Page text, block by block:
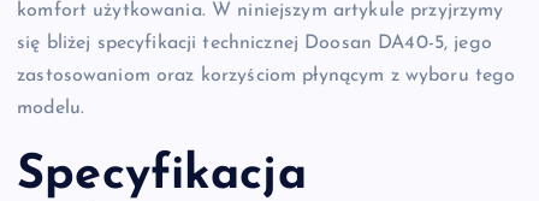
komfort użytkowania. W niniejszym artykule przyjrzymy
się bliżej specyfikacji technicznej Doosan DA40-5, jego
zastosowaniom oraz korzyściom płynącym z wyboru tego
modelu.
Specyfikacja